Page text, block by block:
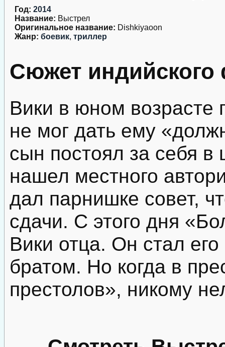
Год: 2014
Название: Выстрел
Оригинальное название: Dishkiyaoon
Жанр: боевик, триллер
Сюжет
Вики в юном возрасте
не мог дать ему
сын постоял за себя в
нашел местного
дал парнишке совет,
сдачи. С этого дня
Вики отца. Он стал
братом. Но когда в
престолов», никому